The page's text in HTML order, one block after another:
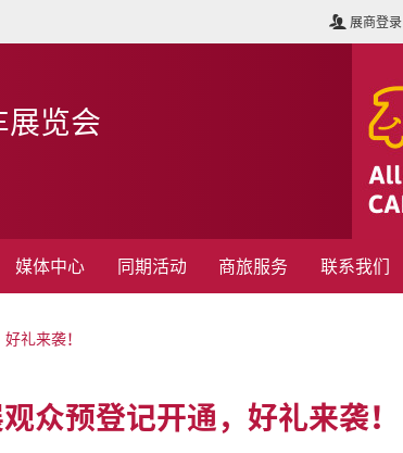
展商登录
展览会
媒体中心 同期活动 商旅服务 联系我们
礼来袭！
预登记开通，好礼来袭！